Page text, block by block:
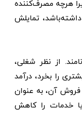
هرچه مصرف‌کننده
تمایلش
از نظر شغلی،
را بخرد، درآمد
فروش آن، به عنوان
خدمات را کاهش